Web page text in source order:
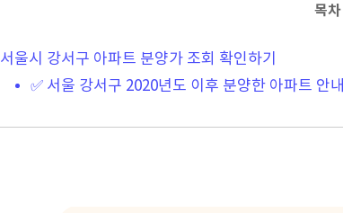
목차
서울시 강서구 아파트 분양가 조회 확인하기
✅ 서울 강서구 2020년도 이후 분양한 아파트 안내